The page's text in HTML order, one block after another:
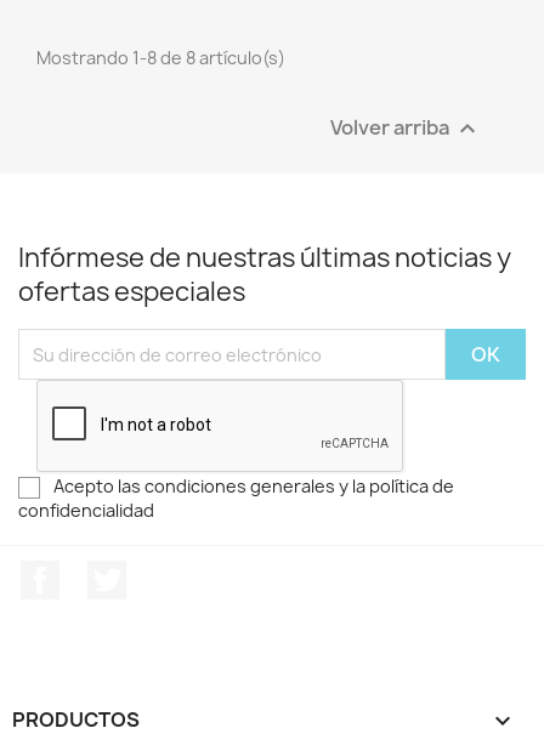
Mostrando 1-8 de 8 artículo(s)
Volver arriba 
Infórmese de nuestras últimas noticias y
ofertas especiales
Acepto las condiciones generales y la política de
confidencialidad
PRODUCTOS 